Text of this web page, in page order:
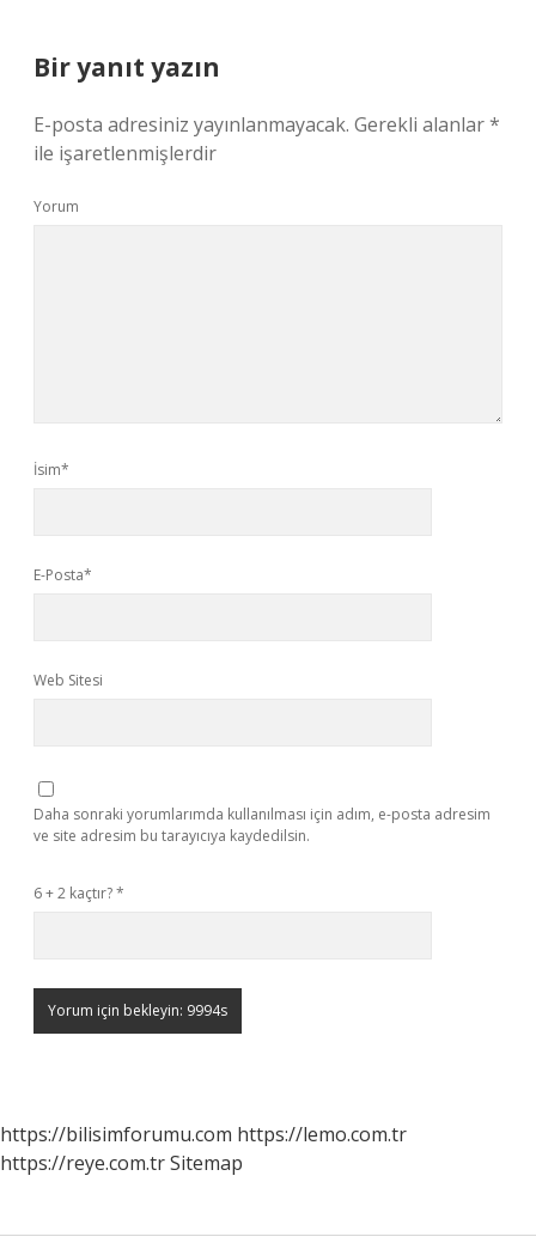
Bir yanıt yazın
E-posta adresiniz yayınlanmayacak. Gerekli alanlar*
ile işaretlenmişlerdir
Yorum
İsim*
E-Posta*
Web Sitesi
Daha sonraki yorumlarımda kullanılması için adım, e-posta adresim
ve site adresim bu tarayıcıya kaydedilsin.
6 + 2 kaçtır?*
https://bilisimforumu.com https://lemo.com.tr
https://reye.com.trSitemap